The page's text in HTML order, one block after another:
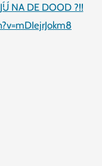
NA DE DOOD ?!!